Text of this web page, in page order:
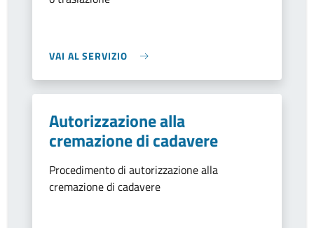
VAI AL SERVIZIO
Autorizzazione alla
cremazione di cadavere
Procedimento di autorizzazione alla
cremazione di cadavere